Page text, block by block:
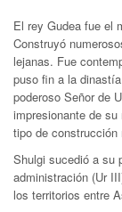
El rey Gudea fue el
Construyó
lejanas. Fue
puso fin a la
poderoso Señor de
impresionante de
tipo de
Shulgi sucedió a su
administración (Ur
los territorios entre